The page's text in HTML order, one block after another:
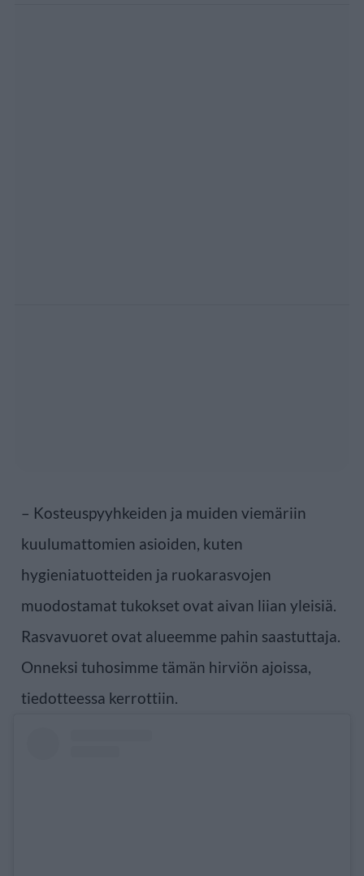
– Kosteuspyyhkeiden ja muiden viemäriin
kuulumattomien asioiden, kuten
hygieniatuotteiden ja ruokarasvojen
muodostamat tukokset ovat aivan liian yleisiä.
Rasvavuoret ovat alueemme pahin saastuttaja.
Onneksi tuhosimme tämän hirviön ajoissa,
tiedotteessa kerrottiin.